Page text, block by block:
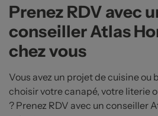
Prenez RDV avec
conseiller Atlas
chez vous
Vous avez un projet de cuisine ou
choisir votre canapé, votre literie
? Prenez RDV avec un conseiller